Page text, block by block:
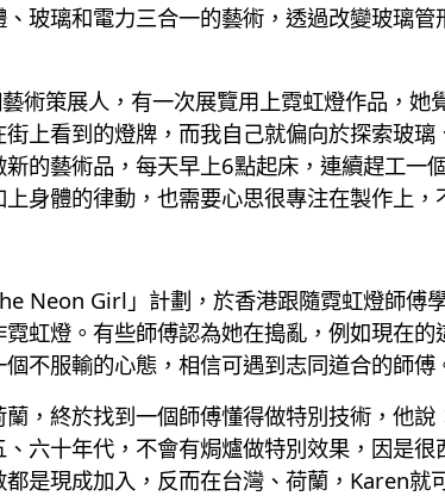
玻璃和電力三合一的藝術，透過改變玻璃
術策展人，有一次展覽用上霓虹燈作品，
上看到的燈牌，而我自己就偏向於探索玻
的藝術品，每天早上6點起床，連續趕工
身體的律動，也需要心思很專注在製作上
Neon Girl」計劃，於香港跟隨霓虹燈師傅
虹燈。有些師傅認為她在搗亂，例如現在
不服輸的心態，相信可遇到志同道合的師傅
，終於找到一個師傅懂得做特別技術，他
六十年代，不會有焗爐做特別效果，因是
是現成加入，反而在台灣、荷蘭，Karen就